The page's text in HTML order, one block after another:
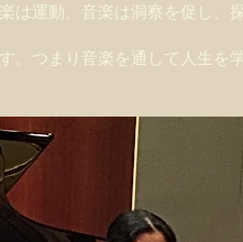
運動、音楽は洞察を促し、
つまり音楽を通して人生を学